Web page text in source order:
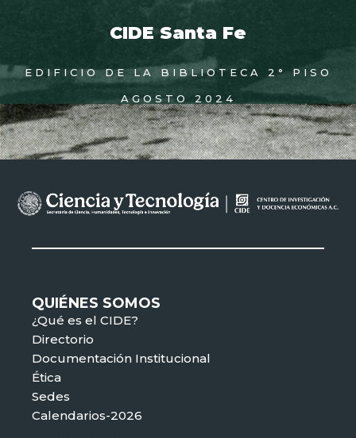
CIDE Santa Fe
EDIFICIO DE LA BIBLIOTECA 2° PISO
AGOSTO 2024
QUIÉNES SOMOS
¿Qué es el CIDE?
Directorio
Documentación Institucional
Ética
Sedes
Calendarios-2026